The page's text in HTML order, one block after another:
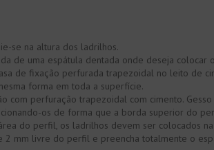
se na altura dos ladrilhos.
de uma espátula dentada onde deseja colocar
asa de fixação perfurada trapezoidal no leito de
forma em toda a superfície.
com perfuração trapezoidal com cimento.
os de forma que a borda superior do
do perfil, os ladrilhos devem ser colocados
2 mm livre do perfil e preencha totalmente o